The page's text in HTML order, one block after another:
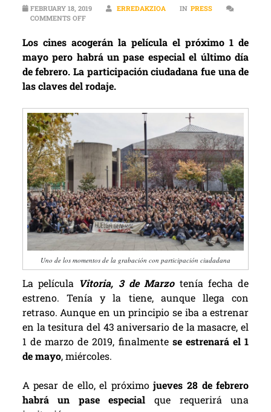
FEBRUARY 18, 2019 ERREDAKZIOA IN PRESS
COMMENTS OFFON LA PELÍCULA “VITORIA, 3 DE MARZO” LLEGA CON
Los cines acogerán la película el próximo 1 de
mayo pero habrá un pase especial el último día
de febrero. La participación ciudadana fue una de
las claves del rodaje.
Uno de los momentos de la grabación con participación ciudadana
La película Vitoria, 3 de Marzotenía fecha de
estreno. Tenía y la tiene, aunque llega con
retraso. Aunque en un principio se iba a estrenar
en la tesitura del 43 aniversario de la masacre, el
1 de marzo de 2019, finalmente se estrenará el 1
de mayo, miércoles.
A pesar de ello, el próximojueves 28 de febrero
habrá un pase especial que requerirá una